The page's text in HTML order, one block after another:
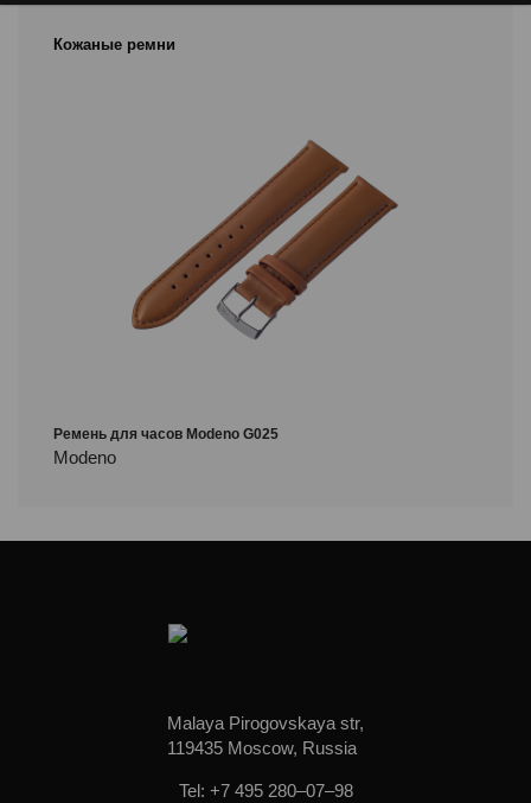
Кожаные ремни
Ремень для часов Modeno G025
Modeno
Malaya Pirogovskaya str,
119435 Moscow, Russia
Tel: +7 495 280–07–98